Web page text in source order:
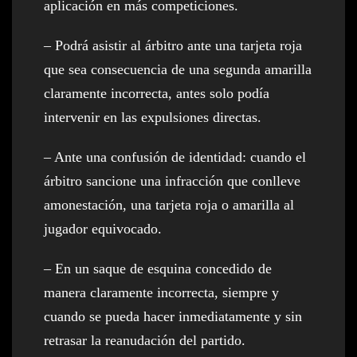
aplicación en más competiciones.
– Podrá asistir al árbitro ante una tarjeta roja
que sea consecuencia de una segunda amarilla
claramente incorrecta, antes solo podía
intervenir en las expulsiones directas.
– Ante una confusión de identidad: cuando el
árbitro sancione una infracción que conlleve
amonestación, una tarjeta roja o amarilla al
jugador equivocado.
– En un saque de esquina concedido de
manera claramente incorrecta, siempre y
cuando se pueda hacer inmediatamente y sin
retrasar la reanudación del partido.